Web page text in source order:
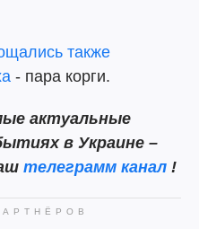
также
- пара корги.
актуальные
в Украине –
телеграмм канал !